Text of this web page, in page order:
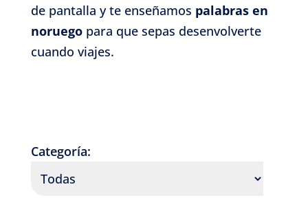
de pantalla y te enseñamos palabras en
noruegopara que sepas desenvolverte
cuando viajes.
Categoría: